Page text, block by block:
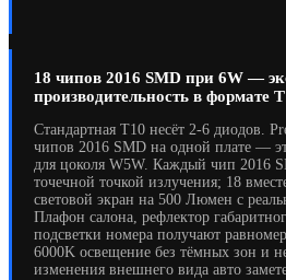
18 чипов 2016 SMD при 6W —
производительность в формате
Стандартная T10 несёт 2-6 диодов.
чипов 2016 SMD на одной плате —
для цоколя W5W. Каждый чип 2016
точечной точкой излучения; 18
световой экран на 500 Люмен с
Плафон салона, рефлектор
подсветки номера получают
6000K освещение без тёмных зон и
изменения внешнего вида авто